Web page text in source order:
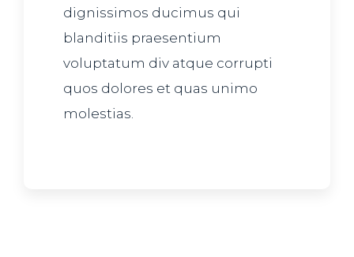
dignissimos ducimus qui
blanditiis praesentium
voluptatum div atque corrupti
quos dolores et quas unimo
molestias.